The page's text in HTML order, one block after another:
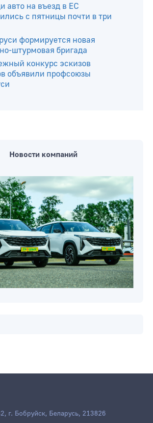
авто на въезд в ЕС
с пятницы почти в три
формируется новая
штурмовая бригада
конкурс эскизов
объявили профсоюзы
Новости компаний
г. Бобруйск, Беларусь, 213826